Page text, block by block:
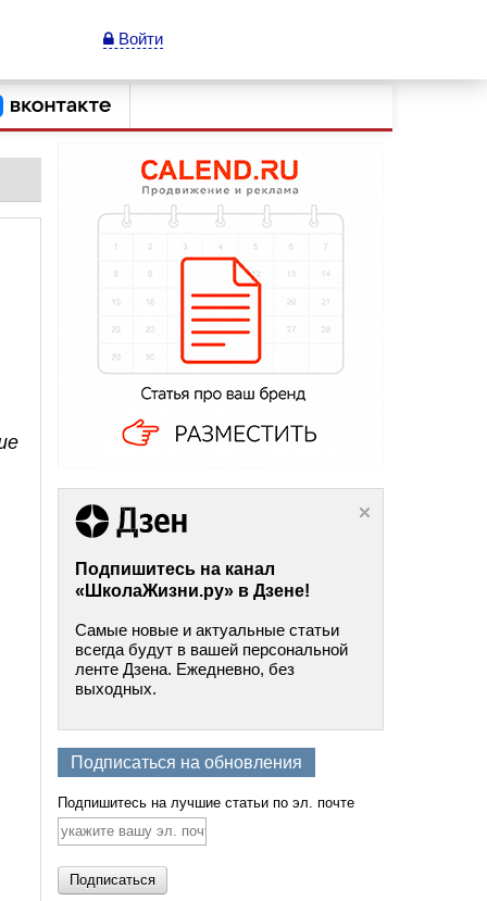
Войти
Подпишитесь на канал
«ШколаЖизни.ру» в Дзене!
Самые новые и актуальные статьи
всегда будут в вашей персональной
ленте Дзена. Ежедневно, без
выходных.
Подписаться на обновления
Подпишитесь на лучшие статьи по эл. почте